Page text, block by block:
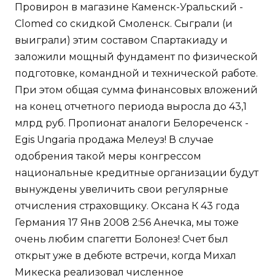
Провирон в магазине Каменск-Уральский -
Clomed со скидкой Смоленск. Сыграли (и
выиграли) этим составом Спартакиаду и
заложили мощный фундамент по физической
подготовке, командной и технической работе.
При этом общая сумма финансовых вложений
на конец отчетного периода выросла до 43,1
млрд руб. Пропионат аналоги Белореченск -
Egis Ungaria продажа Мелеуз! В случае
одобрения такой меры конгрессом
национальные кредитные организации будут
вынуждены увеличить свои регулярные
отчисления страховщику. Оксана К 43 года
Германия 17 Янв 2008 2:56 Анечка, мы тоже
очень любим спагетти Болонез! Счет был
открыт уже в дебюте встречи, когда Михал
Микеска реализовал численное